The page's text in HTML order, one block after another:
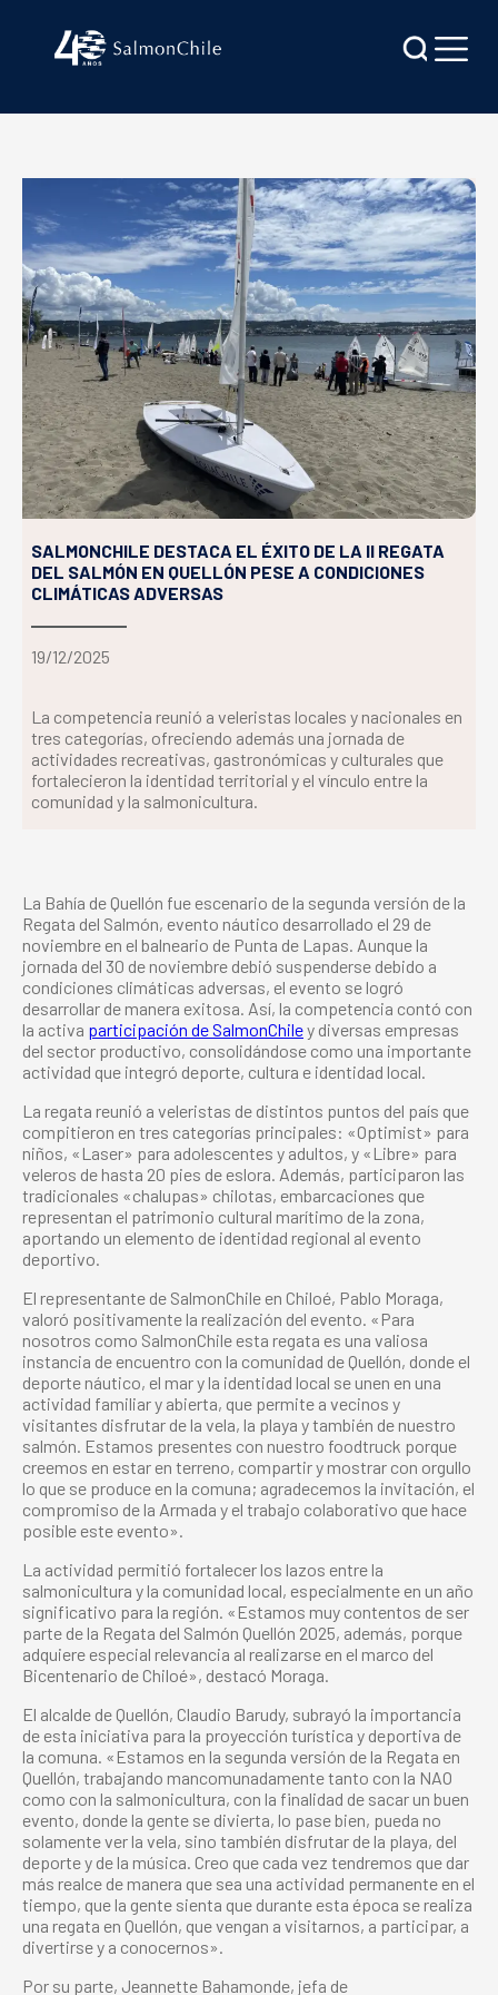
SALMONCHILE DESTACA EL ÉXITO DE LA II REGATA
DEL SALMÓN EN QUELLÓN PESE A CONDICIONES
CLIMÁTICAS ADVERSAS
19/12/2025
La competencia reunió a veleristas locales y nacionales en
tres categorías, ofreciendo además una jornada de
actividades recreativas, gastronómicas y culturales que
fortalecieron la identidad territorial y el vínculo entre la
comunidad y la salmonicultura.
La Bahía de Quellón fue escenario de la segunda versión de la
Regata del Salmón, evento náutico desarrollado el 29 de
noviembre en el balneario de Punta de Lapas. Aunque la
jornada del 30 de noviembre debió suspenderse debido a
condiciones climáticas adversas, el evento se logró
desarrollar de manera exitosa. Así, la competencia contó con
la activa participación de SalmonChiley diversas empresas
del sector productivo, consolidándose como una importante
actividad que integró deporte, cultura e identidad local.
La regata reunió a veleristas de distintos puntos del país que
compitieron en tres categorías principales: «Optimist» para
niños, «Laser» para adolescentes y adultos, y «Libre» para
veleros de hasta 20 pies de eslora. Además, participaron las
tradicionales «chalupas» chilotas, embarcaciones que
representan el patrimonio cultural marítimo de la zona,
aportando un elemento de identidad regional al evento
deportivo.
El representante de SalmonChile en Chiloé, Pablo Moraga,
valoró positivamente la realización del evento. «Para
nosotros como SalmonChile esta regata es una valiosa
instancia de encuentro con la comunidad de Quellón, donde el
deporte náutico, el mar y la identidad local se unen en una
actividad familiar y abierta, que permite a vecinos y
visitantes disfrutar de la vela, la playa y también de nuestro
salmón. Estamos presentes con nuestro foodtruck porque
creemos en estar en terreno, compartir y mostrar con orgullo
lo que se produce en la comuna; agradecemos la invitación, el
compromiso de la Armada y el trabajo colaborativo que hace
posible este evento».
La actividad permitió fortalecer los lazos entre la
salmonicultura y la comunidad local, especialmente en un año
significativo para la región. «Estamos muy contentos de ser
parte de la Regata del Salmón Quellón 2025, además, porque
adquiere especial relevancia al realizarse en el marco del
Bicentenario de Chiloé», destacó Moraga.
El alcalde de Quellón, Claudio Barudy, subrayó la importancia
de esta iniciativa para la proyección turística y deportiva de
la comuna. «Estamos en la segunda versión de la Regata en
Quellón, trabajando mancomunadamente tanto con la NAO
como con la salmonicultura, con la finalidad de sacar un buen
evento, donde la gente se divierta, lo pase bien, pueda no
solamente ver la vela, sino también disfrutar de la playa, del
deporte y de la música. Creo que cada vez tendremos que dar
más realce de manera que sea una actividad permanente en el
tiempo, que la gente sienta que durante esta época se realiza
una regata en Quellón, que vengan a visitarnos, a participar, a
divertirse y a conocernos».
Por su parte, Jeannette Bahamonde, jefa de